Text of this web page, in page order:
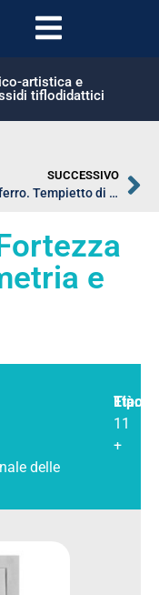
artistica e
tiflodidattici
SUCCESSIVO
Età del ferro. Tempietto di Prinias (Creta, VII sec. a.C.)
e
Età:
11
+
delle